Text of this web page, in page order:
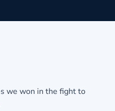
we won in the fight to